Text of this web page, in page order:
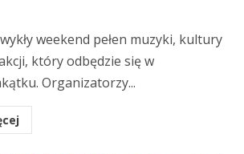
weekend pełen muzyki, kultury
który odbędzie się w
Organizatorzy...